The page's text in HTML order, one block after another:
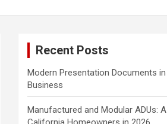
Recent Posts
Modern Presentation Documents
Business
Manufactured and Modular ADUs: